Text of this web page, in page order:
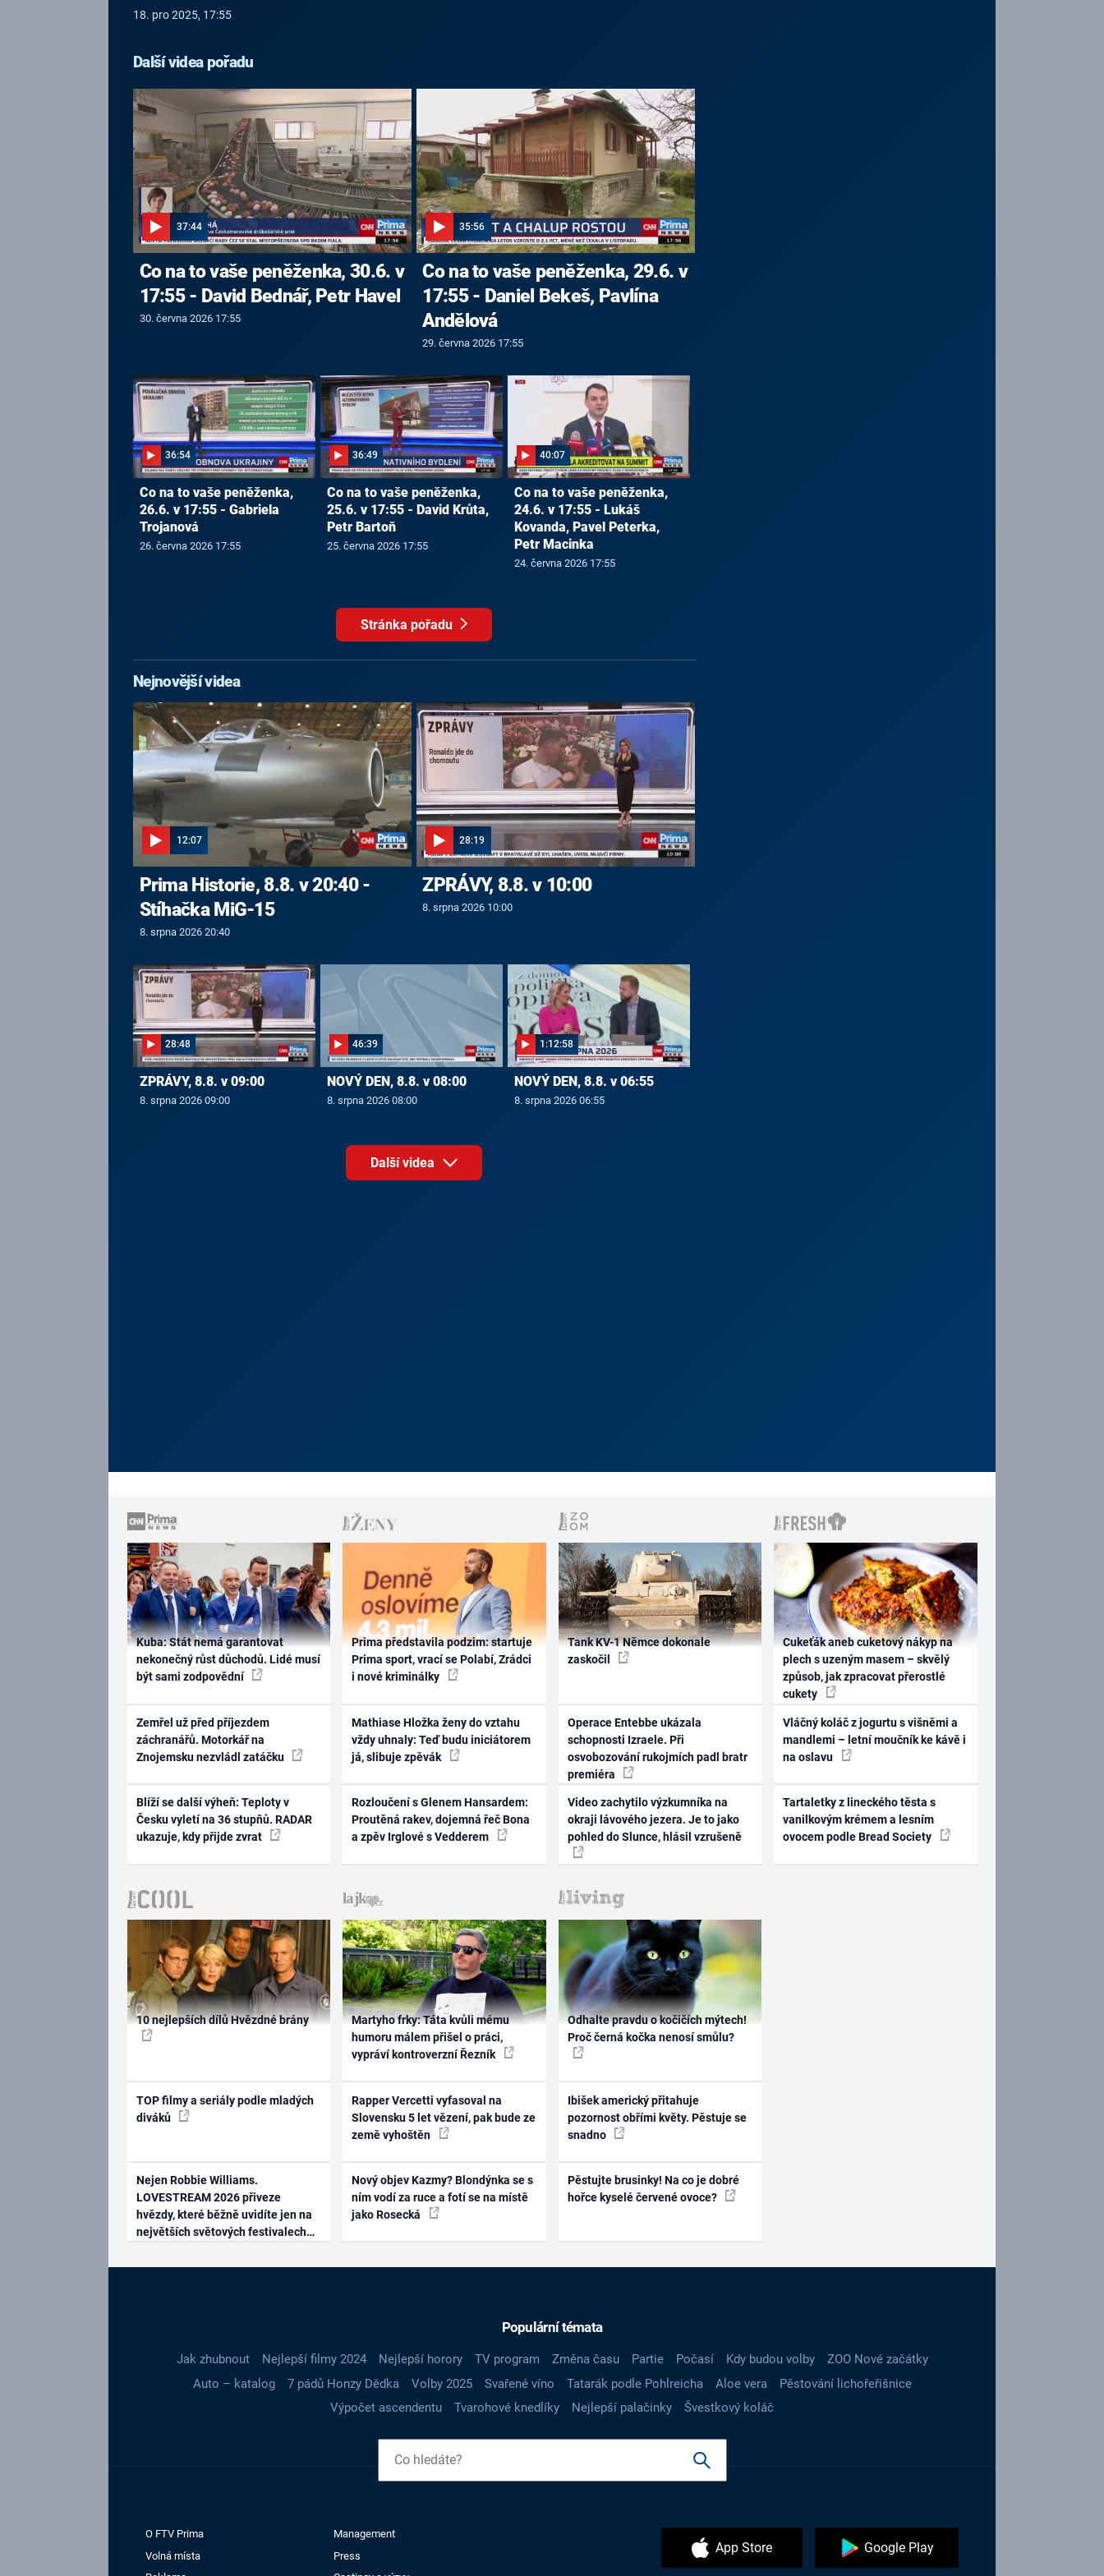
18. pro 2025, 17:55
Další videa pořadu
37:44
Co na to vaše peněženka, 30.6. v
17:55 - David Bednář, Petr Havel
30. června 2026 17:55
35:56
Co na to vaše peněženka, 29.6. v
17:55 - Daniel Bekeš, Pavlína
Andělová
29. června 2026 17:55
36:54
Co na to vaše peněženka,
26.6. v 17:55 - Gabriela
Trojanová
26. června 2026 17:55
36:49
Co na to vaše peněženka,
25.6. v 17:55 - David Krůta,
Petr Bartoň
25. června 2026 17:55
40:07
Co na to vaše peněženka,
24.6. v 17:55 - Lukáš
Kovanda, Pavel Peterka,
Petr Macinka
24. června 2026 17:55
Stránka pořadu
Nejnovější videa
12:07
Prima Historie, 8.8. v 20:40 -
Stíhačka MiG-15
8. srpna 2026 20:40
28:19
ZPRÁVY, 8.8. v 10:00
8. srpna 2026 10:00
28:48
ZPRÁVY, 8.8. v 09:00
8. srpna 2026 09:00
46:39
NOVÝ DEN, 8.8. v 08:00
8. srpna 2026 08:00
1:12:58
NOVÝ DEN, 8.8. v 06:55
8. srpna 2026 06:55
Další videa
Kuba: Stát nemá garantovat
nekonečný růst důchodů. Lidé musí
být sami zodpovědní
Zemřel už před příjezdem
záchranářů. Motorkář na
Znojemsku nezvládl zatáčku
Blíží se další výheň: Teploty v
Česku vyletí na 36 stupňů. RADAR
ukazuje, kdy přijde zvrat
Prima představila podzim: startuje
Prima sport, vrací se Polabí, Zrádci
i nové kriminálky
Mathiase Hložka ženy do vztahu
vždy uhnaly: Teď budu iniciátorem
já, slibuje zpěvák
Rozloučení s Glenem Hansardem:
Proutěná rakev, dojemná řeč Bona
a zpěv Irglové s Vedderem
Tank KV-1 Němce dokonale
zaskočil
Operace Entebbe ukázala
schopnosti Izraele. Při
osvobozování rukojmích padl bratr
premiéra
Video zachytilo výzkumníka na
okraji lávového jezera. Je to jako
pohled do Slunce, hlásil vzrušeně
Cukeťák aneb cuketový nákyp na
plech s uzeným masem – skvělý
způsob, jak zpracovat přerostlé
cukety
Vláčný koláč z jogurtu s višněmi a
mandlemi – letní moučník ke kávě i
na oslavu
Tartaletky z lineckého těsta s
vanilkovým krémem a lesním
ovocem podle Bread Society
10 nejlepších dílů Hvězdné brány
TOP filmy a seriály podle mladých
diváků
Nejen Robbie Williams.
LOVESTREAM 2026 přiveze
hvězdy, které běžně uvidíte jen na
největších světových festivalech
Martyho frky: Táta kvůli mému
humoru málem přišel o práci,
vypráví kontroverzní Řezník
Rapper Vercetti vyfasoval na
Slovensku 5 let vězení, pak bude ze
země vyhoštěn
Nový objev Kazmy? Blondýnka se s
ním vodí za ruce a fotí se na místě
jako Rosecká
Odhalte pravdu o kočičích mýtech!
Proč černá kočka nenosí smůlu?
Ibišek americký přitahuje
pozornost obřími květy. Pěstuje se
snadno
Pěstujte brusinky! Na co je dobré
hořce kyselé červené ovoce?
Populární témata
Jak zhubnout Nejlepší filmy 2024 Nejlepší horory TV program Změna času Partie Počasí Kdy budou volby
ZOO Nové začátky
Auto – katalog
7 pádů Honzy Dědka Volby 2025 Svařené víno Tatarák podle Pohlreicha Aloe vera
Pěstování lichořeřišnice
Výpočet ascendentu
Tvarohové knedlíky Nejlepší palačinky Švestkový koláč
O FTV Prima
Management
Volná místa
Press
App Store Google Play